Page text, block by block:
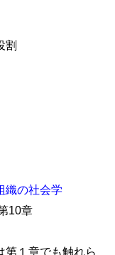
割
織の社会学
10章
１章でも触れら